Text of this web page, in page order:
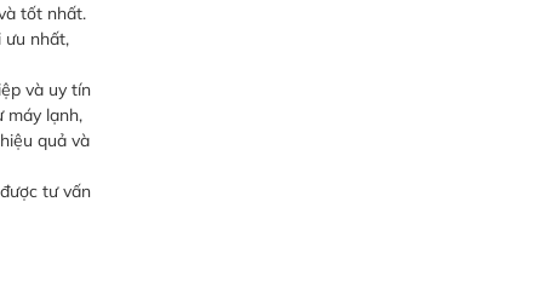
tốt nhất.
ưu nhất,
và uy tín
máy lạnh,
quả và
tư vấn